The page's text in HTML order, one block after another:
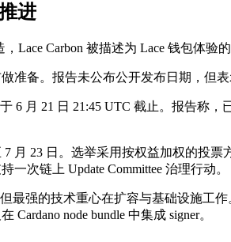
进
Lace Carbon 被描述为 Lace 钱包体验
备。报告未公布公开发布日期，但
6 月 21 日 21:45 UTC 截止。报告
月 23 日。选举采用按权益加权的投
次链上 Update Committee 治理行动。
最强的技术重心在扩容与基础设施工
node bundle 中集成 signer。